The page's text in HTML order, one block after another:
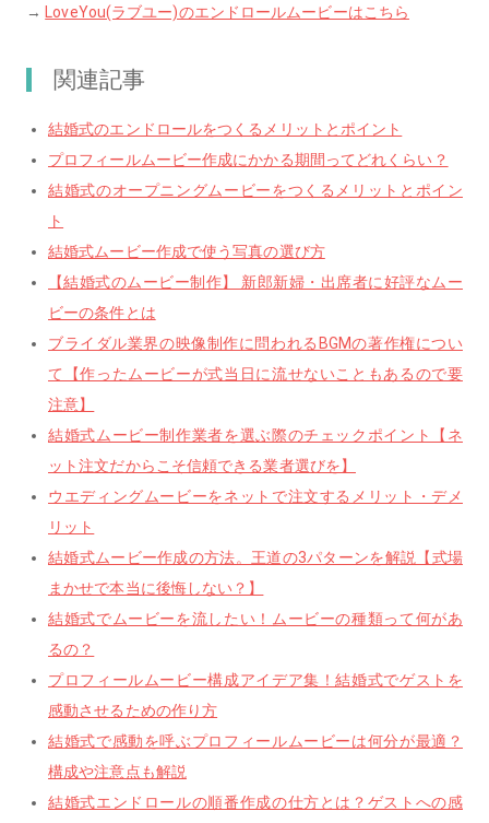
→ LoveYou(ラブユー)のエンドロールムービーはこちら
関連記事
結婚式のエンドロールをつくるメリットとポイント
プロフィールムービー作成にかかる期間ってどれくらい？
結婚式のオープニングムービーをつくるメリットとポイン
ト
結婚式ムービー作成で使う写真の選び方
【結婚式のムービー制作】 新郎新婦・出席者に好評なムー
ビーの条件とは
ブライダル業界の映像制作に問われるBGMの著作権につい
て【作ったムービーが式当日に流せないこともあるので要
注意】
結婚式ムービー制作業者を選ぶ際のチェックポイント【ネ
ット注文だからこそ信頼できる業者選びを】
ウエディングムービーをネットで注文するメリット・デメ
リット
結婚式ムービー作成の方法。王道の3パターンを解説【式場
まかせで本当に後悔しない？】
結婚式でムービーを流したい！ムービーの種類って何があ
るの？
プロフィールムービー構成アイデア集！結婚式でゲストを
感動させるための作り方
結婚式で感動を呼ぶプロフィールムービーは何分が最適？
構成や注意点も解説
結婚式エンドロールの順番作成の仕方とは？ゲストへの感